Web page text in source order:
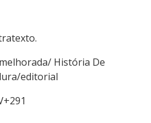
História De
editorial
XXIV+291